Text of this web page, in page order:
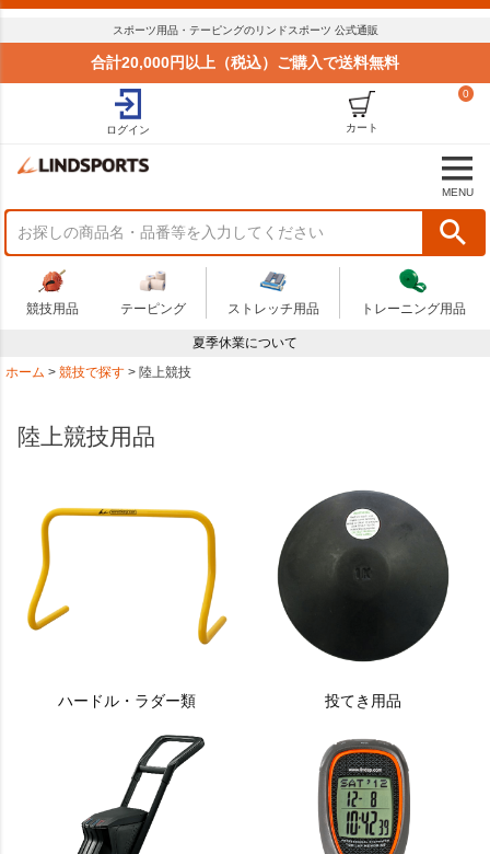
スポーツ用品・テーピングのリンドスポーツ 公式通販
合計20,000円以上（税込）ご購入で送料無料
ログイン
0
カート
MENU
競技用品 テーピング ストレッチ用品 トレーニング用品
夏季休業について
ホーム
競技で探す 陸上競技
陸上競技用品
ハードル・ラダー類 投てき用品